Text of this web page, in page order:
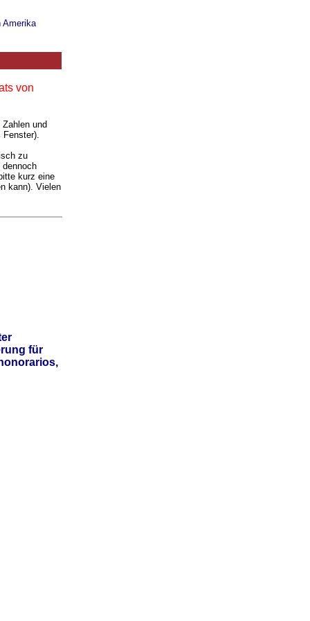
Amerika
von
Zahlen und
Fenster).
zu
kurz eine
kann). Vielen
für